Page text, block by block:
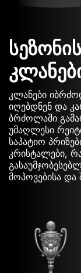
კლანები
იღებდნენ და
ბრძოლაში
უმაღლესი
საპატიო
კრისტალები,
მოპოვებისა